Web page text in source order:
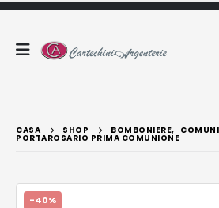
CASA SHOP BOMBONIERE,
PORTAROSARIO PRIMA COMUNIONE
-40%